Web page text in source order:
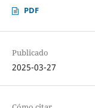
PDF
Publicado
2025-03-27